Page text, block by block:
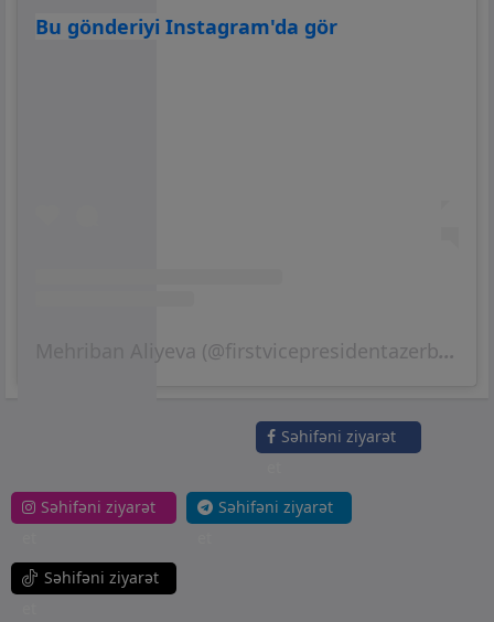
Bu gönderiyi Instagram'da gör
Mehriban Aliyeva (@firstvicepresidentazerbaijan)'in paylaştığı bir gönderi
Səhifəni ziyarət
Səhifəni ziyarət
Səhifəni ziyarət
Səhifəni ziyarət